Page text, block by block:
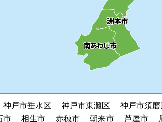
神戸市垂水区 神戸市東灘区 神戸市須磨
市 相生市 赤穂市 朝来市 芦屋市